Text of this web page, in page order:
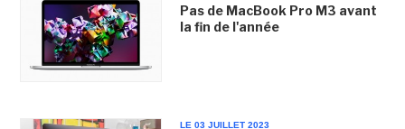
Pas de MacBook Pro M3 avant
la fin de l'année
LE 03 JUILLET 2023